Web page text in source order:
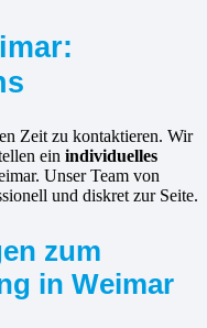
Zeit zu kontaktieren. Wir
ein individuelles
Unser Team von
und diskret zur Seite.
zum
in Weimar